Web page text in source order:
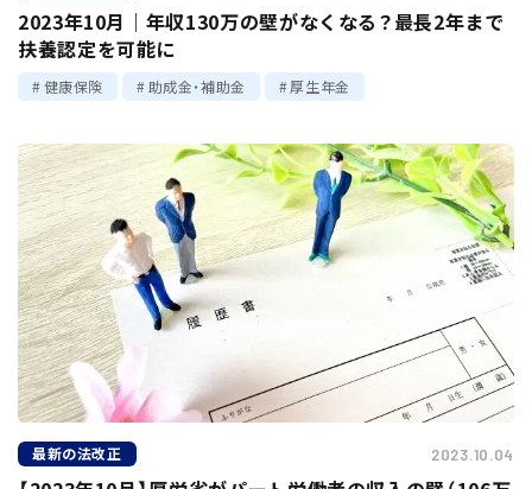
2023年10月｜年収130万の壁がなくなる？最長2年まで
扶養認定を可能に
健康保険 助成金・補助金 厚生年金
最新の法改正 2023.10.04